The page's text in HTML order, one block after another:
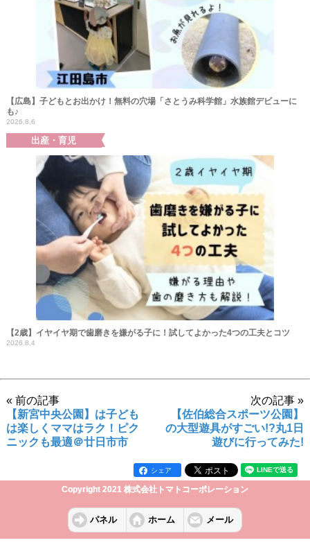
【広島】子どもとお出かけ！無料の穴場「さとうみ科学館」水族館デビューに
も♪
2026.8.6
出産・育児
【2歳】イヤイヤ期で歯磨きを嫌がる子に！試してよかった4つの工夫とコツ
2026.8.4
« 前の記事
【新宮中央公園】は子ども
は楽しくママはラク！ピク
ニックも最適＠廿日市市
次の記事 »
【佐伯総合スポーツ公園】
の大型遊具がすごい!?丸1日
遊びに行ってみた!
シェア
Copyright 2021 株式会社トマトコーポレーション
パネル ホーム メール